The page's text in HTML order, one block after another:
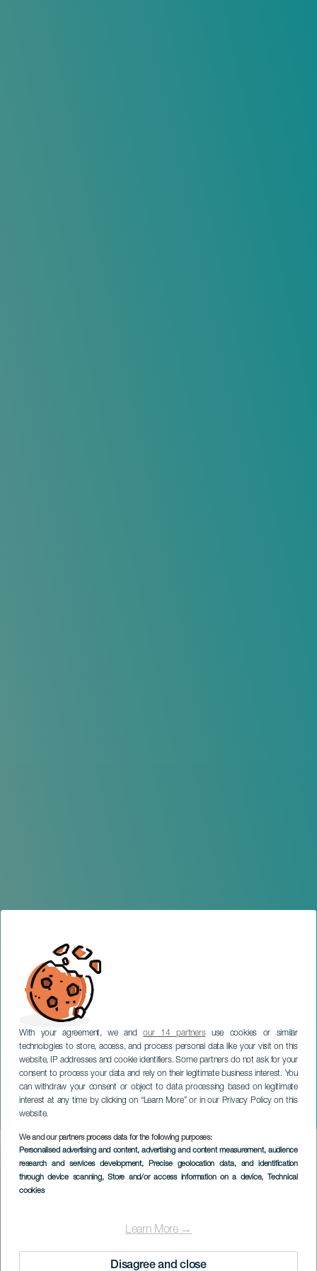
With your agreement, we andour 14 partnersuse cookies or similar
technologies to store, access, and process personal data like your visit on this
website, IP addresses and cookie identifiers. Some partners do not ask for your
consent to process your data and rely on their legitimate business interest. You
can withdraw your consent or object to data processing based on legitimate
interest at any time by clicking on “Learn More” or in our Privacy Policy on this
website.
We and our partners process data for the following purposes:
Personalised advertising and content, advertising and content measurement, audience
research and services development, Precise geolocation data, and identification
through device scanning, Store and/or access information on a device, Technical
cookies
Learn More →
Disagree and close
Javier Santaolalla: Wie
spät ist es?
GRAN CANARIA
Imagen
Listado